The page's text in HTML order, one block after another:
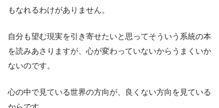
もなれるわけがありません。
自分も望む現実を引き寄せたいと思ってそういう系統の本
を読みあさりますが、心が変わっていないからうまくいか
ないのです。
心の中で見ている世界の方向が、良くない方向を見ている